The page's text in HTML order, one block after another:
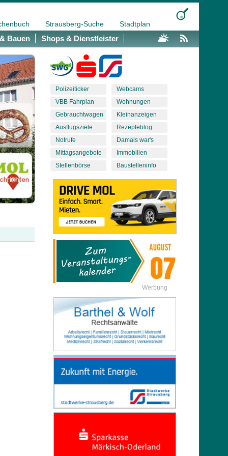
Strausberg-Suche Stadtplan
Bauen Shops & Dienstleister
Polizeiticker
VBB Fahrplan
Gebrauchtwagen
Ausflugsziele
Notrufe
Mittagsangebote
Stellenbörse
Webcams
Wohnungen
Kleinanzeigen
Rezepteblog
Damals war's
Immobilien
Baustelleninfo
Werbung